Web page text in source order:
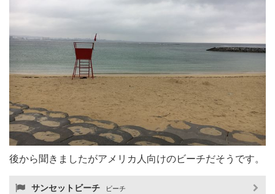
後から聞きましたがアメリカ人向けのビーチだそうです。
サンセットビーチ ビーチ